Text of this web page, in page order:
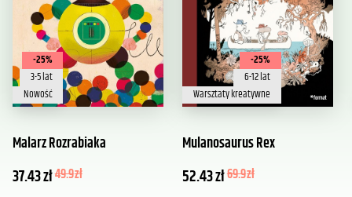
-25%
3-5 lat
Nowość
Malarz Rozrabiaka
37.43zł49.9zł
-25%
6-12 lat
Warsztaty kreatywne
Mulanosaurus Rex
52.43zł69.9zł